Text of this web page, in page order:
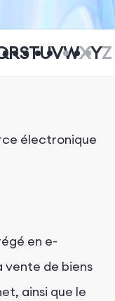
RSTUVWXYZ
électronique
en e-
vente de biens
ainsi que le